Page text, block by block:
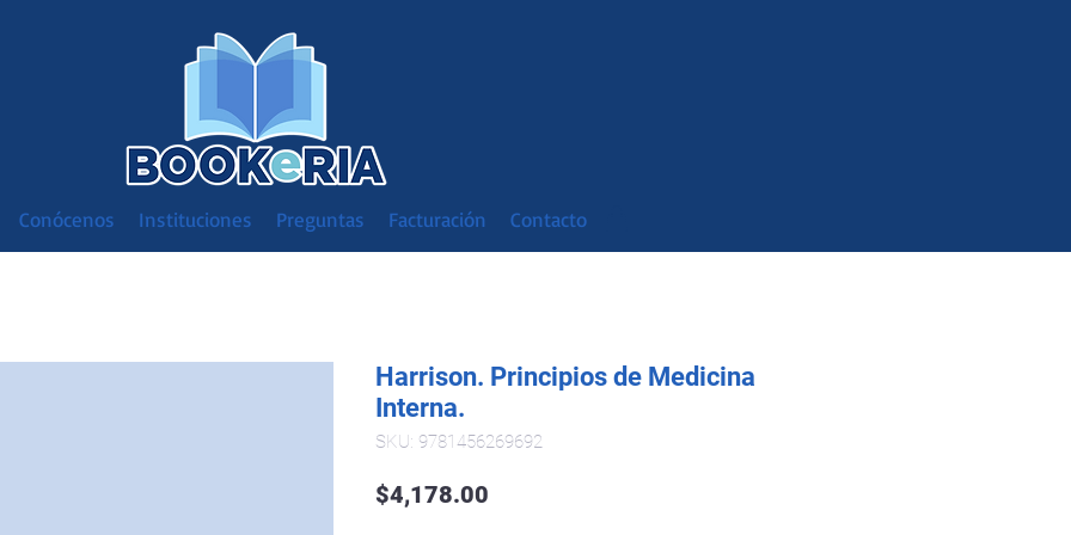
Conócenos Instituciones Preguntas Facturación Contacto
Harrison. Principios de Medicina
Interna.
SKU: 9781456269692
$4,178.00